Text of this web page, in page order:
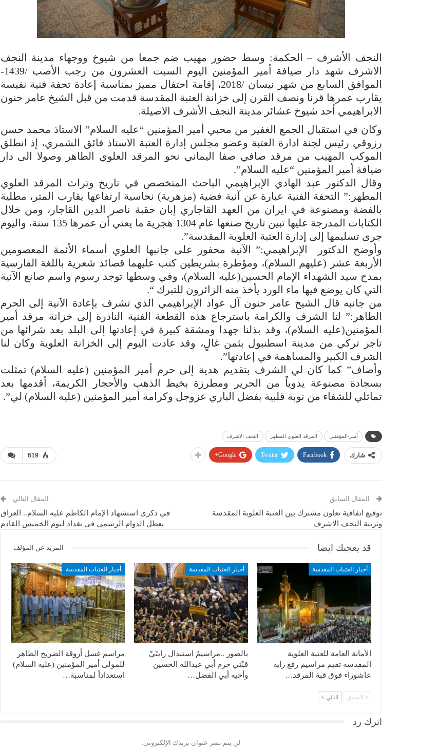
النجف الأشرف – الحكمة: وسط حضور مهيب ضم جمعا من شيوخ ووجهاء مدينة النجف
الاشرف شهد دار ضيافة أمير المؤمنين اليوم السبت العشرون من رجب الأصب /1439-
الموافق السابع من شهر نيسان /2018، إقامة احتفال مميز بمناسبة إعادة تحفة فنية نفيسة
يقارب عمرها قرنا ونصف القرن إلى خزانة العتبة المقدسة قدمت من قبل الشيخ عامر حنون
الابراهيمي أحد شيوخ عشائر مدينة النجف الأشرف الاصيلة.
وكان في استقبال الجمع الغفير من محبي أمير المؤمنين “عليه السلام” الاستاذ محمد حسن
رزوقي رئيس لجنة ادارة العتبة وعضو مجلس إدارة العتبة الاستاذ فائق الشمري، إذ انطلق
الموكب المهيب من مرقد صافي صفا اليماني نحو المرقد العلوي الطاهر وصولا الى دار
ضيافة أمير المؤمنين “عليه السلام”.
وقال الدكتور عبد الهادي الإبراهيمي الباحث المتخصص في تاريخ وتراث المرقد العلوي
المطهر:” التحفة الفنية عبارة عن آنية فضية (مزهرية) نحاسية ارتفاعها يقارب المتر، مطلية
بالفضة ومصنوعة في ايران من العهد القاجاري إبان حقبة ناصر الدين القاجار، ومن خلال
الكتابات المدرجة عليها تبين تاريخ صنعها عام 1304 هجرية ما يعني أن عمرها 135 سنة، واليوم
جرى تسليمها إلى إدارة العتبة العلوية المقدسة”.
وأوضح الدكتور الإبراهيمي:” الآنية محفور على جانبها العلوي أسماء الأئمة المعصومين
الأربعة عشر (عليهم السلام)، ومؤطرة بشريطين كتب عليهما قصائد شعرية باللغة الفارسية
بمدح سيد الشهداء الإمام الحسين(عليه السلام)، وفي وسطها توجد رسوم واسم صانع الآنية
التي كان يوضع فيها ماء الورد يأخذ منه الزائرون للتبرك “.
من جانبه قال الشيخ عامر حنون آل عواد الإبراهيمي الذي تشرف بإعادة الآنية إلى الحرم
الطاهر:” لنا الشرف والكرامة باسترجاع هذه القطعة الفنية النادرة إلى خزانة مرقد أمير
المؤمنين(عليه السلام)، وقد بذلنا جهدا ومشقة كبيرة في إعادتها إلى البلد بعد شرائها من
تاجر تركي من مدينة اسطنبول بثمن غالٍ، وقد عادت اليوم إلى الخزانة العلوية وكان لنا
الشرف الكبير والمساهمة في إعادتها”.
وأضاف” كما كان لي الشرف بتقديم هدية إلى حرم أمير المؤمنين (عليه السلام) تمثلت
بسجادة مصنوعة يدوياً من الحرير ومطرزة بخيط الذهب والأحجار الكريمة، أقدمها بعد
تماثلي للشفاء من نوبة قلبية بفضل الباري عزوجل وكرامة أمير المؤمنين (عليه السلام) لي”.
أمير-المؤمنين المرقد العلوي المطهر النجف الاشرف
619 شارك Facebook
Twitter
Google+
المقال السابق
توقيع اتفاقية تعاون مشترك بين العتبة العلوية المقدسة
وتربية النجف الاشرف
المقال التالي
في ذكرى استشهاد الإمام الكاظم عليه السلام.. العراق
يعطل الدوام الرسمي في بغداد ليوم الخميس القادم
قد يعجبك ايضا المزيد عن المؤلف
أخبار العتبات المقدسة
الأمانة العامة للعتبة العلوية
المقدسة تقيم مراسيم رفع راية
عاشوراء فوق قبة المرقد…
أخبار العتبات المقدسة
بالصور ..مراسيمُ استبدال رايتَيْ
قبّتي حرم أبي عبدالله الحسين
وأخيه أبي الفضل…
أخبار العتبات المقدسة
مراسم غسل أروقة الضريح الطاهر
للمولى أمير المؤمنين (عليه السلام)
استعداداً لمناسبة…
السابق التالي
اترك رد
لن يتم نشر عنوان بريدك الإلكتروني.